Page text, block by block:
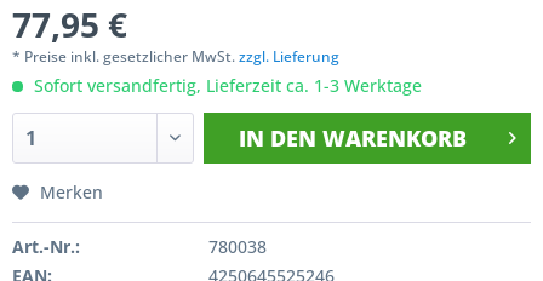
77,95 €
* Preise inkl. gesetzlicher MwSt.zzgl. Lieferung
Sofort versandfertig, Lieferzeit ca. 1-3 Werktage
IN DEN WARENKORB
Merken
Art.-Nr.:
780038
EAN:
4250645525246